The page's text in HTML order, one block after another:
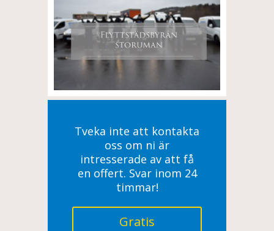
Tveka inte att kontakta
oss om ni är
intresserade av att få
en offert. Svar inom 24
timmar!
Gratis